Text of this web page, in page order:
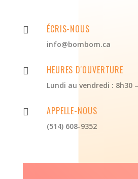
 ÉCRIS-NOUS
info@bombom.ca
 HEURES D'OUVERTURE
Lundi au vendredi : 8h30
 APPELLE-NOUS
(514) 608-9352